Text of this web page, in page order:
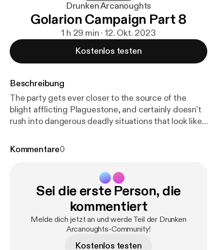
Drunken Arcanoughts
Golarion Campaign Part 8
1 h 29 min · 12. Okt. 2023
Kostenlos testen
Beschreibung
The party gets ever closer to the source of the
blight afflicting Plaguestone, and certainly doesn't
rush into dangerous deadly situations that look like
Risky (Gene Remington); Jay (Mornar); Mark (Dr.
@drunkenarcanoughtsdndpodcast [https://instagra
m.com/drunkenarcanoughtsdndpodcast
Kommentare0
Sei die erste Person, die
kommentiert
Melde dich jetzt an und werde Teil der Drunken
Arcanoughts-Community!
Kostenlos testen